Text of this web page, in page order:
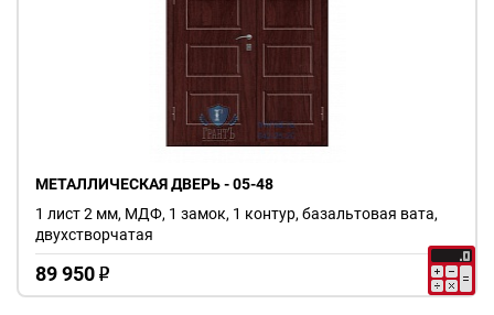
МЕТАЛЛИЧЕСКАЯ ДВЕРЬ - 05-48
89 950 o
1 лист 2 мм, МДФ, 1 замок, 1 контур, базальтовая вата,
двухстворчатая